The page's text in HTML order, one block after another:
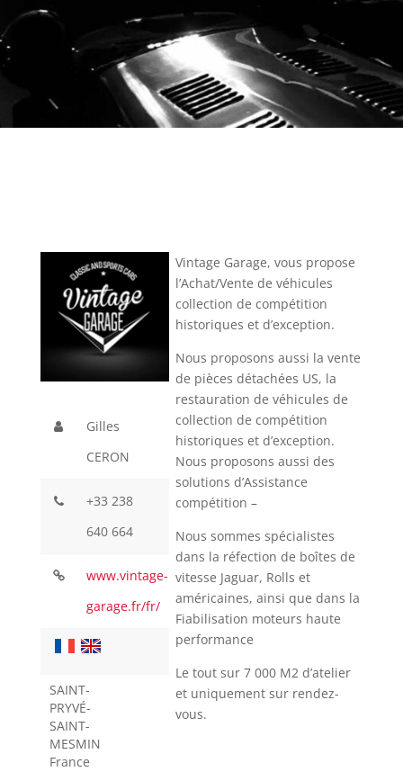
Gilles
CERON
+33 238
640 664
www.vintage-
garage.fr/fr/
SAINT-
PRYVÉ-
SAINT-
MESMIN
France
Vintage Garage, vous propose
l’Achat/Vente de véhicules
collection de compétition
historiques et d’exception.
Nous proposons aussi la vente
de pièces détachées US, la
restauration de véhicules de
collection de compétition
historiques et d’exception.
Nous proposons aussi des
solutions d’Assistance
compétition –
Nous sommes spécialistes
dans la réfection de boîtes de
vitesse Jaguar, Rolls et
américaines, ainsi que dans la
Fiabilisation moteurs haute
performance
Le tout sur 7 000 M2 d’atelier
et uniquement sur rendez-
vous.